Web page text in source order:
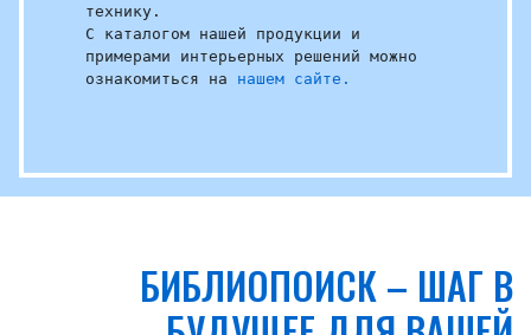
технику.
С каталогом нашей продукции и
примерами интерьерных решений можно
ознакомиться на нашем сайте.
БИБЛИОПОИСК – ШАГ В